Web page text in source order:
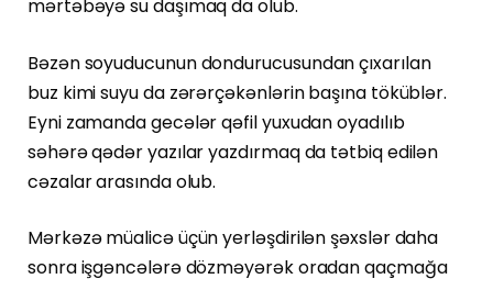
mərtəbəyə su daşımaq da olub.
Bəzən soyuducunun dondurucusundan çıxarılan
buz kimi suyu da zərərçəkənlərin başına töküblər.
Eyni zamanda gecələr qəfil yuxudan oyadılıb
səhərə qədər yazılar yazdırmaq da tətbiq edilən
cəzalar arasında olub.
Mərkəzə müalicə üçün yerləşdirilən şəxslər daha
sonra işgəncələrə dözməyərək oradan qaçmağa